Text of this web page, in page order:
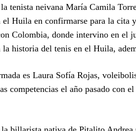
la tenista neivana María Camila
Huila en confirmarse para la cita
Colombia, donde intervino en el
historia del tenis en el Huila,
es Laura Sofía Rojas,
competencias el año pasado con